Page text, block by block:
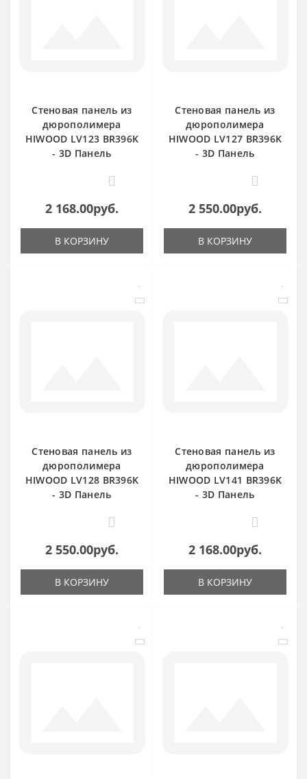
Стеновая панель из
дюрополимера
HIWOOD LV123 BR396K
- 3D Панель
0
2 168.00руб.
В КОРЗИНУ
Стеновая панель из
дюрополимера
HIWOOD LV127 BR396K
- 3D Панель
0
2 550.00руб.
В КОРЗИНУ
Стеновая панель из
дюрополимера
HIWOOD LV128 BR396K
- 3D Панель
0
2 550.00руб.
В КОРЗИНУ
Стеновая панель из
дюрополимера
HIWOOD LV141 BR396K
- 3D Панель
0
2 168.00руб.
В КОРЗИНУ